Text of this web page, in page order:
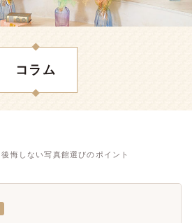
コラム
悔しない写真館選びのポイント